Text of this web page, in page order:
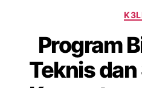
Program
Teknis